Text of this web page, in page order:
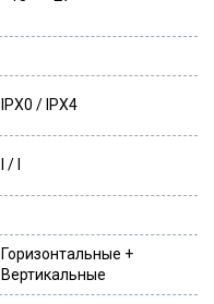
IPX0 / IPX4
I / I
Горизонтальные +
Вертикальные